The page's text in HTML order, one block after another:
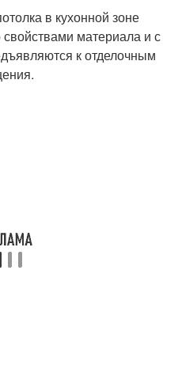
в кухонной зоне
материала и с
к отделочным